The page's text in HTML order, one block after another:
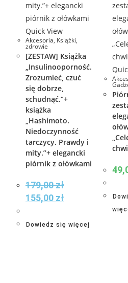
Quick View
Akcesoria, Książki,
zdrowie
[ZESTAW] Książka
„Insulinooporność.
Zrozumieć, czuć
się dobrze,
schudnąć.”+
książka
„Hashimoto.
Niedoczynność
tarczycy. Prawdy i
mity.”+ elegancki
piórnik z ołówkami
179,00zł
155,00 zł
Dowiedz się więcej